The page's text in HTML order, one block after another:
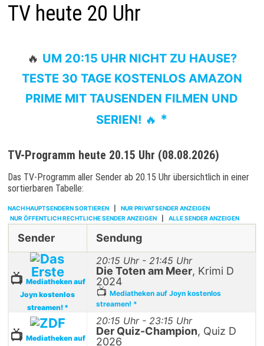
TV heute 20 Uhr
🔥 UM 20:15 UHR NICHT ZU HAUSE?
TESTE 30 TAGE KOSTENLOS AMAZON
PRIME MIT TAUSENDEN FILMEN UND
SERIEN! 🔥 *
TV-Programm heute 20.15 Uhr (08.08.2026)
Das TV-Programm aller Sender ab 20.15 Uhr übersichtlich in einer
sortierbaren Tabelle:
NACH HAUPTSENDERN SORTIEREN| NUR PRIVATSENDER ANZEIGEN
NUR ÖFFENTLICH RECHTLICHE SENDER ANZEIGEN| ALLE SENDER ANZEIGEN
Sender Sendung
📺 Mediatheken auf
Joyn kostenlos
streamen! *
20:15 Uhr - 21:45 Uhr
Die Toten am Meer, Krimi D
2024
📺 Mediatheken auf Joyn kostenlos
streamen! *
📺 Mediatheken auf
20:15 Uhr - 23:15 Uhr
Der Quiz-Champion, Quiz D
2026